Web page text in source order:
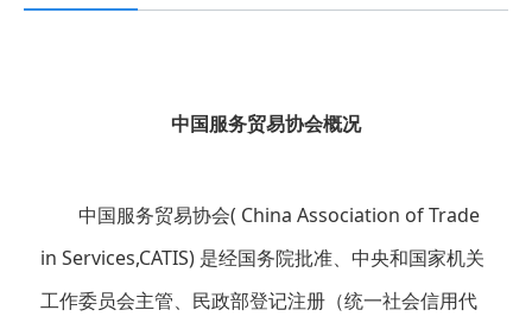
中国服务贸易协会概况
中国服务贸易协会( China Association of Trade
in Services,CATIS) 是经国务院批准、中央和国家机关
工作委员会主管、民政部登记注册（统一社会信用代